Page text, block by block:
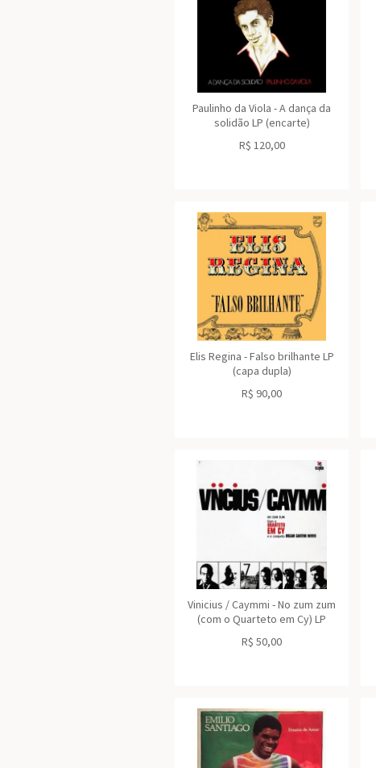
Paulinho da Viola - A dança da
solidão LP (encarte)
R$ 120,00
Elis Regina - Falso brilhante LP
(capa dupla)
R$ 90,00
Vinicius / Caymmi - No zum zum
(com o Quarteto em Cy) LP
R$ 50,00